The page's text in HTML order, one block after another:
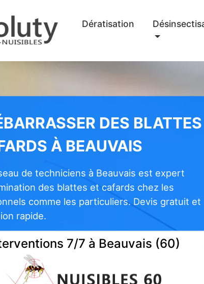
Dératisation
DES BLATTES
À BEAUVAIS
de techniciens à Beauvais est expert
des blattes et cafards chez les
comme les particuliers. Devis gratuit et
rapide.
7/7 à Beauvais (60)